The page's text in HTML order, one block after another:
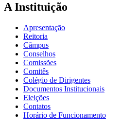
A Instituição
Apresentação
Reitoria
Câmpus
Conselhos
Comissões
Comitês
Colégio de Dirigentes
Documentos Institucionais
Eleições
Contatos
Horário de Funcionamento